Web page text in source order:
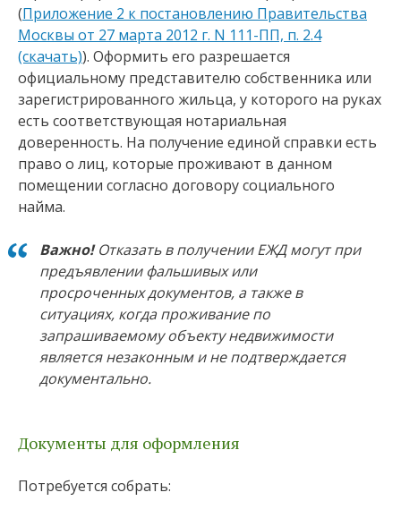
(Приложение 2 к постановлению Правительства
Москвы от 27 марта 2012 г. N 111-ПП, п. 2.4
(скачать)). Оформить его разрешается
официальному представителю собственника или
зарегистрированного жильца, у которого на руках
есть соответствующая нотариальная
доверенность. На получение единой справки есть
право о лиц, которые проживают в данном
помещении согласно договору социального
найма.
Важно!Отказать в получении ЕЖД могут при
предъявлении фальшивых или
просроченных документов, а также в
ситуациях, когда проживание по
запрашиваемому объекту недвижимости
является незаконным и не подтверждается
документально.
Документы для оформления
Потребуется собрать: